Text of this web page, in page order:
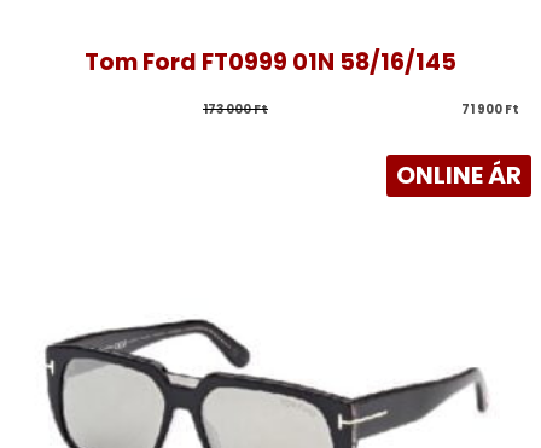
Tom Ford FT0999 01N 58/16/145
173 000 Ft 71 900 Ft
ONLINE ÁR